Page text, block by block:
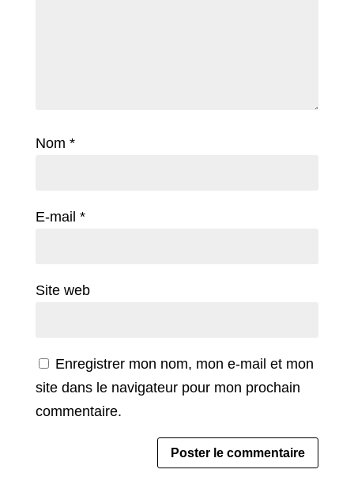
Nom *
E-mail *
Site web
Enregistrer mon nom, mon e-mail et mon
site dans le navigateur pour mon prochain
commentaire.